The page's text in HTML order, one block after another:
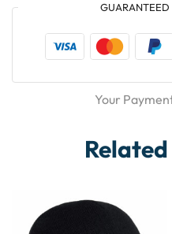
GUARANTEED
Your